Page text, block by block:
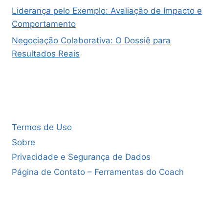
Liderança pelo Exemplo: Avaliação de Impacto e
Comportamento
Negociação Colaborativa: O Dossiê para
Resultados Reais
Termos de Uso
Sobre
Privacidade e Segurança de Dados
Página de Contato – Ferramentas do Coach